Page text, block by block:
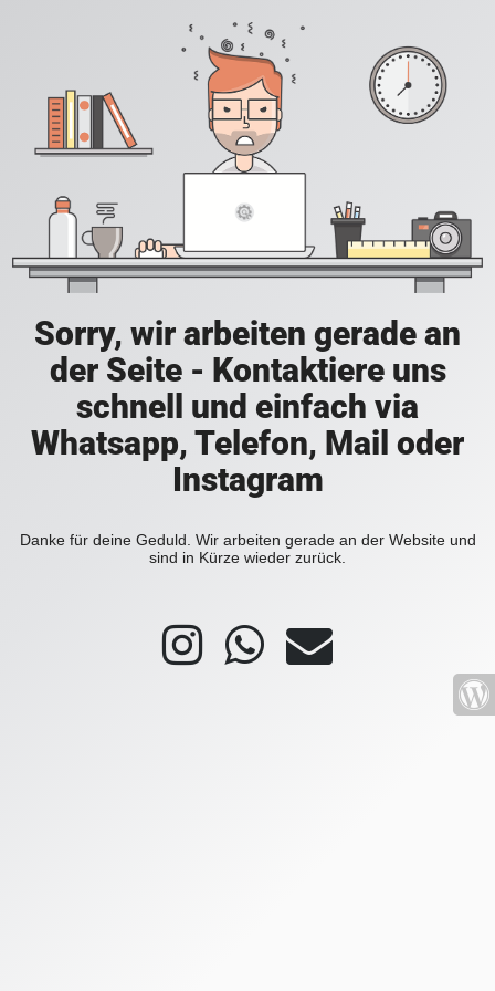
Sorry, wir arbeiten gerade an
der Seite - Kontaktiere uns
schnell und einfach via
Whatsapp, Telefon, Mail oder
Instagram
Danke für deine Geduld. Wir arbeiten gerade an der Website und
sind in Kürze wieder zurück.